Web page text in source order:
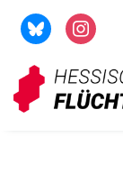
Zum
Inhalt
springen